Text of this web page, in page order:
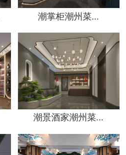
潮掌柜潮州菜...
潮景酒家潮州菜...